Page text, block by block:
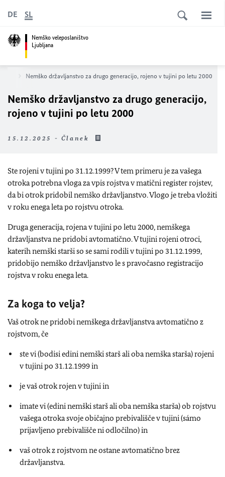
Nemško veleposlaništvo
Ljubljana
DE SL
Nemško državljanstvo za drugo generacijo, rojeno v tujini po letu 2000
Nemško državljanstvo za drugo generacijo,
rojeno v tujini po letu 2000
15.12.2025 - Članek
Ste rojeni v tujini po 31.12.1999? V tem primeru je za vašega
otroka potrebna vloga za vpis rojstva v matični register rojstev,
da bi otrok pridobil nemško državljanstvo. Vlogo je treba vložiti
v roku enega leta po rojstvu otroka.
Druga generacija, rojena v tujini po letu 2000, nemškega
državljanstva ne pridobi avtomatično. V tujini rojeni otroci,
katerih nemški starši so se sami rodili v tujini po 31.12.1999,
pridobijo nemško državljanstvo le s pravočasno registracijo
rojstva v roku enega leta.
Za koga to velja?
Vaš otrok ne pridobi nemškega državljanstva avtomatično z
rojstvom, če
ste vi (bodisi edini nemški starš ali oba nemška starša) rojeni
v tujini po 31.12.1999 in
je vaš otrok rojen v tujini in
imate vi (edini nemški starš ali oba nemška starša) ob rojstvu
vašega otroka svoje običajno prebivališče v tujini (sámo
prijavljeno prebivališče ni odločilno) in
vaš otrok z rojstvom ne ostane avtomatično brez
državljanstva.